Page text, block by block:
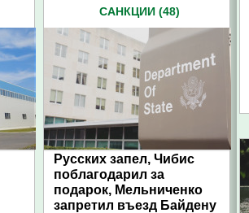
САНКЦИИ (48)
Русских запел, Чибис
поблагодарил за
подарок, Мельниченко
запретил въезд Байдену